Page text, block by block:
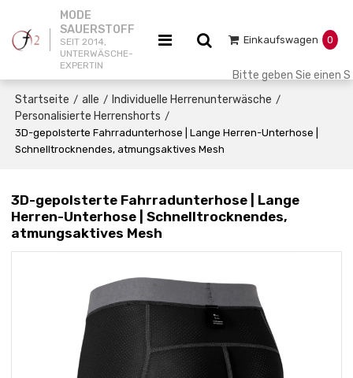
MODE
SAUERSTOFF
SEIT 2014,
UNTERWÄSCHE-
EXPERTIN
Einkaufswagen 0
Startseite / alle / Individuelle Herrenunterwäsche /
Personalisierte Herrenshorts /
3D-gepolsterte Fahrradunterhose | Lange Herren-Unterhose |
Schnelltrocknendes, atmungsaktives Mesh
3D-gepolsterte Fahrradunterhose | Lange
Herren-Unterhose | Schnelltrocknendes,
atmungsaktives Mesh